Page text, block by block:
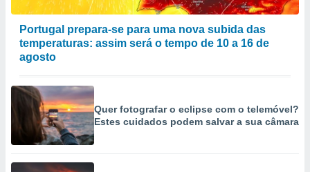
Portugal prepara-se para uma nova subida das
temperaturas: assim será o tempo de 10 a 16 de
agosto
Quer fotografar o eclipse com o telemóvel?
Estes cuidados podem salvar a sua câmara